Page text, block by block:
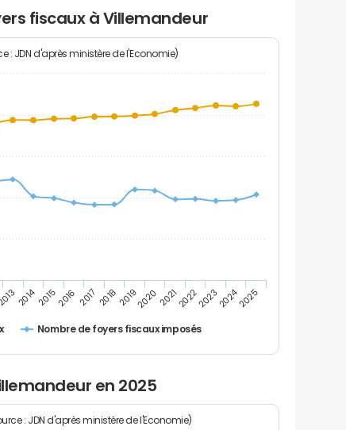
fiscaux à Villemandeur
: JDN d'après ministère de l'Economie)
Nombre de foyers fiscaux imposés
201420152016 2017 20182019202020212022202320242025
en 2025
: JDN d'après ministère de l'Economie)